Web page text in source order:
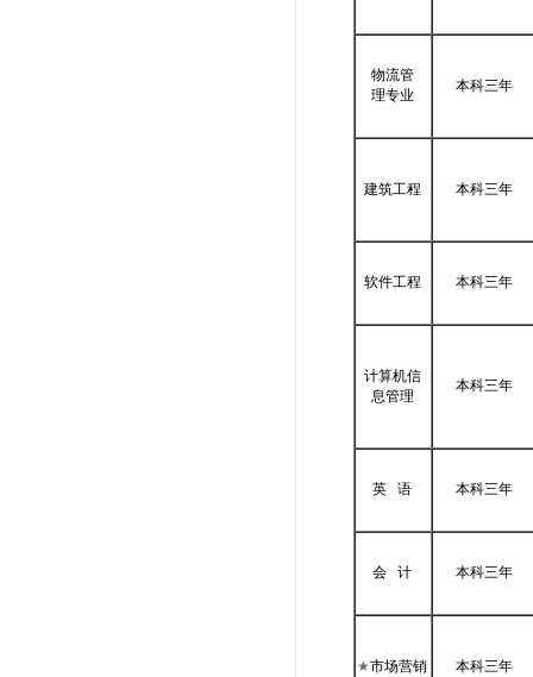
物流管
理专业
本科三年
建筑工程 本科三年
软件工程 本科三年
计算机信
息管理
本科三年
英 语 本科三年
会 计 本科三年
★市场营销 本科三年